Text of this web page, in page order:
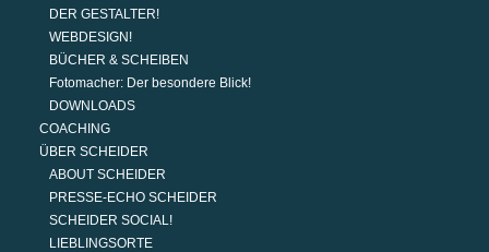
DER GESTALTER!
WEBDESIGN!
BÜCHER & SCHEIBEN
Fotomacher: Der besondere Blick!
DOWNLOADS
COACHING
ÜBER SCHEIDER
ABOUT SCHEIDER
PRESSE-ECHO SCHEIDER
SCHEIDER SOCIAL!
LIEBLINGSORTE